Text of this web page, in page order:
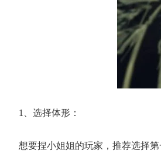
1、选择体形：
想要捏小姐姐的玩家，推荐选择第